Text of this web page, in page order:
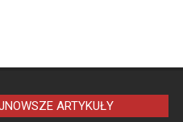
ARTYKUŁY